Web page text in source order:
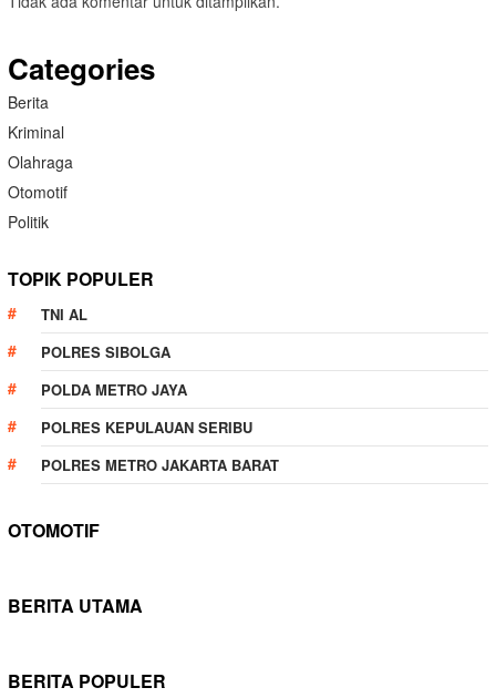
Categories
Berita
Kriminal
Olahraga
Otomotif
Politik
TOPIK POPULER
TNI AL
POLRES SIBOLGA
POLDA METRO JAYA
POLRES KEPULAUAN SERIBU
POLRES METRO JAKARTA BARAT
OTOMOTIF
BERITA UTAMA
BERITA POPULER